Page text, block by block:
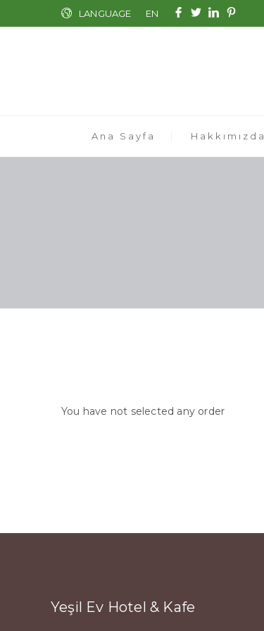
LANGUAGE EN
Ana Sayfa Hakkımızda
You have not selected any order
Yeşil Ev Hotel & Kafe